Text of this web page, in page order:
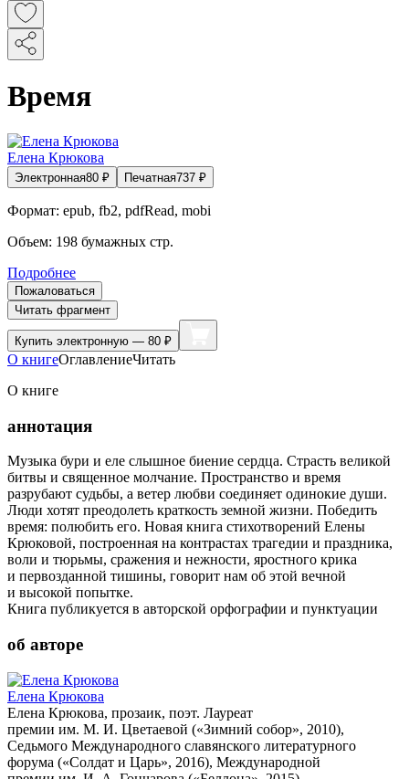
Время
Елена Крюкова
Электронная80 ₽ Печатная737 ₽
Формат: epub, fb2, pdfRead, mobi
Объем: 198 бумажных стр.
Подробнее
Пожаловаться
Читать фрагмент
Купить электронную — 80 ₽
О книгеОглавлениеЧитать
О книге
аннотация
Музыка бури и еле слышное биение сердца. Страсть великой
битвы и священное молчание. Пространство и время
разрубают судьбы, а ветер любви соединяет одинокие души.
Люди хотят преодолеть краткость земной жизни. Победить
время: полюбить его. Новая книга стихотворений Елены
Крюковой, построенная на контрастах трагедии и праздника,
воли и тюрьмы, сражения и нежности, яростного крика
и первозданной тишины, говорит нам об этой вечной
и высокой попытке.
Книга публикуется в авторской орфографии и пунктуации
об авторе
Елена Крюкова
Елена Крюкова, прозаик, поэт. Лауреат
премии им. М. И. Цветаевой («Зимний собор», 2010),
Седьмого Международного славянского литературного
форума («Солдат и Царь», 2016), Международной